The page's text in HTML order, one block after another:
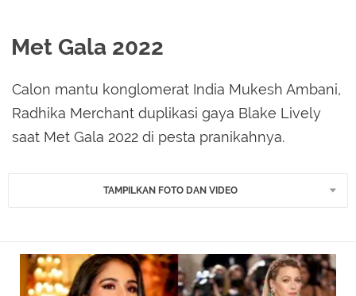
Met Gala 2022
Calon mantu konglomerat India Mukesh Ambani,
Radhika Merchant duplikasi gaya Blake Lively
saat Met Gala 2022 di pesta pranikahnya.
TAMPILKAN FOTO DAN VIDEO